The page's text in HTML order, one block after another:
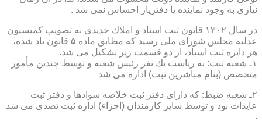
نیازی به وجود نماینده یا دفتریار احساس نمی شد .
در سال ۱۳۰۲ قانون ثبت اسناد و املاك جدیدی به تصویب كمیسیون
عدلیه مجلس شورای ملی رسید كه مطابق ماده ۵ قانون یاد شده،
هر دایره ثبت اسناد، از دو قسمت زیر تشكیل می شد.
۱ـ شعبه ثبت: به ریاست یك نفر رئیس شعبه و توسط چندین مأمور
متخصص (بنام مباشرین ثبت) اداره می شد
۲ـ شعبه ضبط: كه دارای دفتر ثبت خلاصه سوادها و دفتر ثبت
عایدات بود و توسط سایر كارمندان (اجزاء) اداره ثبت تصدی می شد
.